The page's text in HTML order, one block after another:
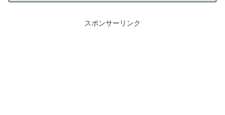
スポンサーリンク